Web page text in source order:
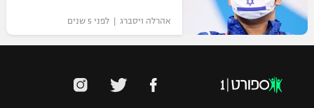
אהרלה ויסברג | לפני 5 שנים